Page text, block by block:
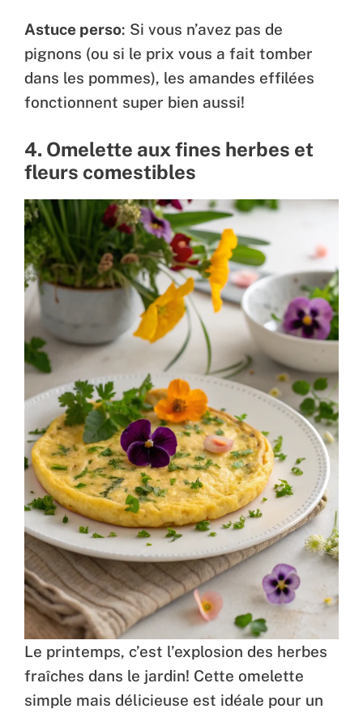
Astuce perso: Si vous n’avez pas de
pignons (ou si le prix vous a fait tomber
dans les pommes), les amandes effilées
fonctionnent super bien aussi!
4. Omelette aux fines herbes et
fleurs comestibles
Le printemps, c’est l’explosion des herbes
fraîches dans le jardin! Cette omelette
simple mais délicieuse est idéale pour un